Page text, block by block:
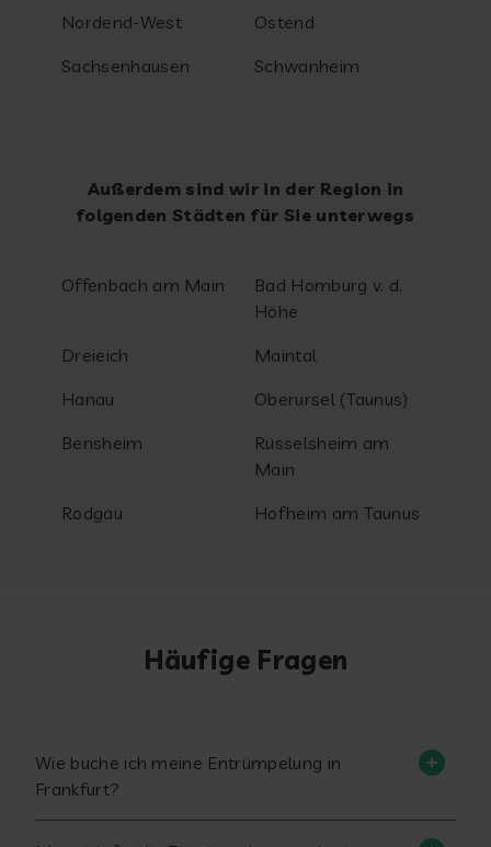
Nordend-West
Ostend
Sachsenhausen
Schwanheim
Außerdem sind wir in der Region in
folgenden Städten für Sie unterwegs
Offenbach am Main
Bad Homburg v. d.
Höhe
Dreieich
Maintal
Hanau
Oberursel (Taunus)
Bensheim
Rüsselsheim am
Main
Rodgau
Hofheim am Taunus
Häufige Fragen
Wie buche ich meine Entrümpelung in
Frankfurt?